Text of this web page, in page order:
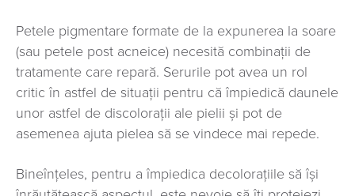
Petele pigmentare formate de la expunerea la soare
(sau petele post acneice) necesită combinații de
tratamente care repară. Serurile pot avea un rol
critic în astfel de situații pentru că împiedică daunele
unor astfel de discolorații ale pielii și pot de
asemenea ajuta pielea să se vindece mai repede.
Bineînțeles, pentru a împiedica decolorațiile să își